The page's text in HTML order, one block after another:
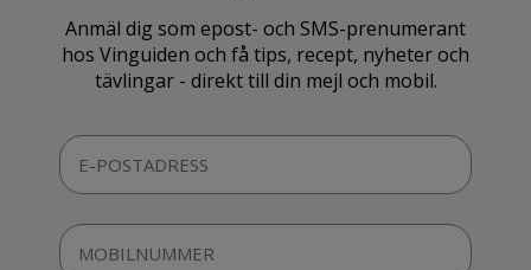
Anmäl dig som epost- och SMS-prenumerant
hos Vinguiden och få tips, recept, nyheter och
tävlingar - direkt till din mejl och mobil.